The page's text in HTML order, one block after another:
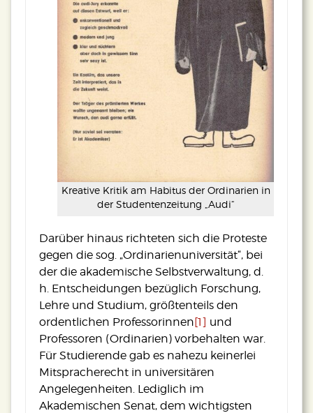
Kreative Kritik am Habitus der Ordinarien in
der Studentenzeitung „Audi“
Darüber hinaus richteten sich die Proteste
gegen die sog. „Ordinarienuniversität“, bei
der die akademische Selbstverwaltung, d.
h. Entscheidungen bezüglich Forschung,
Lehre und Studium, größtenteils den
ordentlichen Professorinnen[1] und
Professoren (Ordinarien) vorbehalten war.
Für Studierende gab es nahezu keinerlei
Mitspracherecht in universitären
Angelegenheiten. Lediglich im
Akademischen Senat, dem wichtigsten